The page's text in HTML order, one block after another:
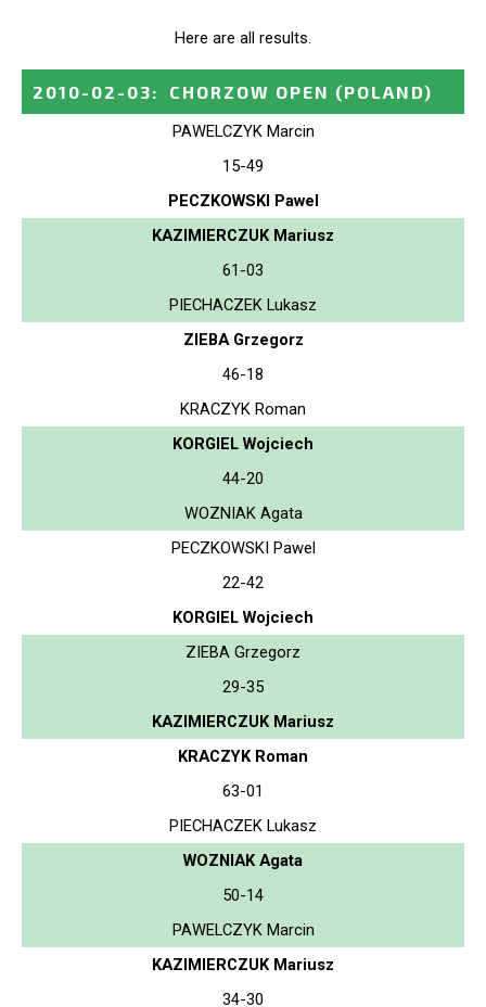
Here are all results.
2010-02-03: CHORZOW OPEN (POLAND)
PAWELCZYK Marcin
15-49
PECZKOWSKI Pawel
KAZIMIERCZUK Mariusz
61-03
PIECHACZEK Lukasz
ZIEBA Grzegorz
46-18
KRACZYK Roman
KORGIEL Wojciech
44-20
WOZNIAK Agata
PECZKOWSKI Pawel
22-42
KORGIEL Wojciech
ZIEBA Grzegorz
29-35
KAZIMIERCZUK Mariusz
KRACZYK Roman
63-01
PIECHACZEK Lukasz
WOZNIAK Agata
50-14
PAWELCZYK Marcin
KAZIMIERCZUK Mariusz
34-30